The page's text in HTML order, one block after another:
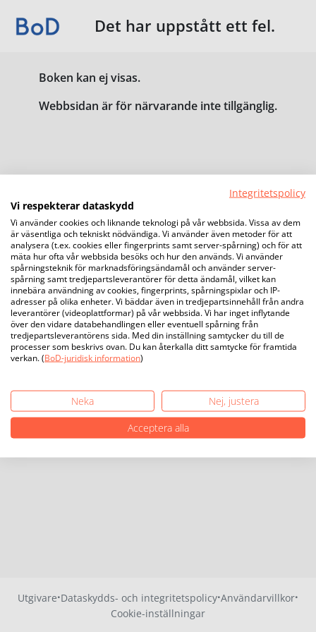
Det har uppstått ett fel.
Boken kan ej visas.
Webbsidan är för närvarande inte tillgänglig.
Utgivare·Dataskydds- och integritetspolicy·Användarvillkor·
Cookie-inställningar
Integritetspolicy
Vi respekterar dataskydd
Vi använder cookies och liknande teknologi på vår webbsida. Vissa av dem
är väsentliga och tekniskt nödvändiga. Vi använder även metoder för att
analysera (t.ex. cookies eller fingerprints samt server-spårning) och för att
mäta hur ofta vår webbsida besöks och hur den används. Vi använder
spårningsteknik för marknadsföringsändamål och använder server-
spårning samt tredjepartsleverantörer för detta ändamål, vilket kan
innebära användning av cookies, fingerprints, spårningspixlar och IP-
adresser på olika enheter. Vi bäddar även in tredjepartsinnehåll från andra
leverantörer (videoplattformar) på vår webbsida. Vi har inget inflytande
över den vidare databehandlingen eller eventuell spårning från
tredjepartsleverantörens sida. Med din inställning samtycker du till de
processer som beskrivs ovan. Du kan återkalla ditt samtycke för framtida
verkan. (BoD-juridisk information)
Neka
Nej, justera
Acceptera alla